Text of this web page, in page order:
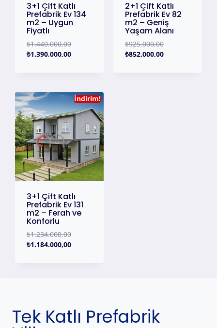
3+1 Çift Katlı
Prefabrik Ev 134
m2 – Uygun
Fiyatlı
₺1.440.000,00
₺1.390.000,00
2+1 Çift Katlı
Prefabrik Ev 82
m2 – Geniş
Yaşam Alanı
₺925.000,00
₺852.000,00
İndirim!
3+1 Çift Katlı
Prefabrik Ev 131
m2 – Ferah ve
Konforlu
₺1.234.000,00
₺1.184.000,00
Tek Katlı Prefabrik